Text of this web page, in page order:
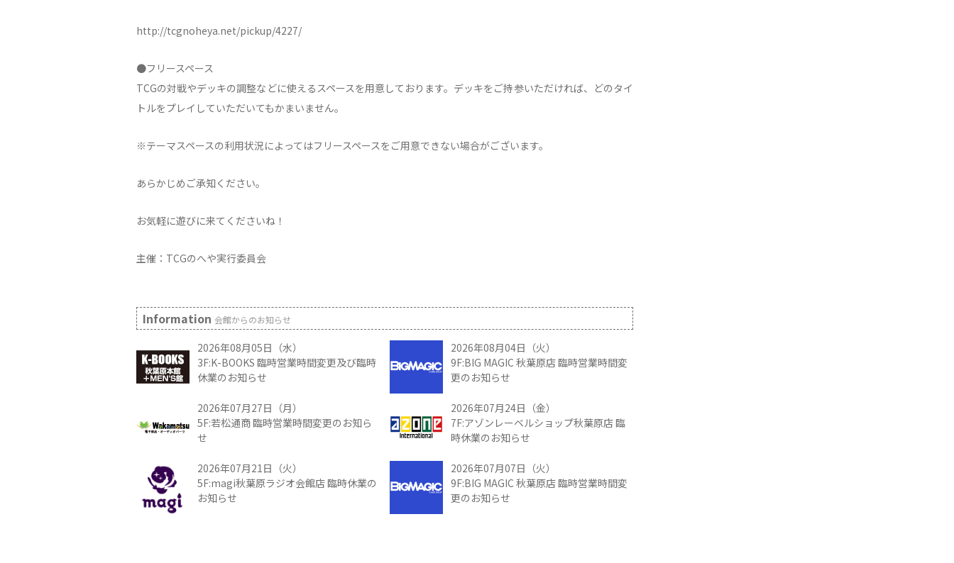
http://tcgnoheya.net/pickup/4227/
●フリースペース
TCGの対戦やデッキの調整などに使えるスペースを用意しております。デッキをご持参いただければ、どのタイ
トルをプレイしていただいてもかまいません。
※テーマスペースの利用状況によってはフリースペースをご用意できない場合がございます。
あらかじめご承知ください。
お気軽に遊びに来てくださいね！
主催：TCGのへや実行委員会
Information 会館からのお知らせ
2026年08月05日（水）
3F:K-BOOKS 臨時営業時間変更及び臨時
休業のお知らせ
2026年08月04日（火）
9F:BIG MAGIC 秋葉原店 臨時営業時間変
更のお知らせ
2026年07月27日（月）
5F:若松通商 臨時営業時間変更のお知ら
せ
2026年07月24日（金）
7F:アゾンレーベルショップ秋葉原店 臨
時休業のお知らせ
2026年07月21日（火）
5F:magi秋葉原ラジオ会館店 臨時休業の
お知らせ
2026年07月07日（火）
9F:BIG MAGIC 秋葉原店 臨時営業時間変
更のお知らせ